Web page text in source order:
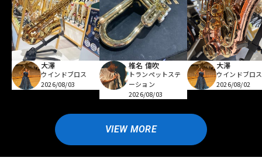
大澤
ウインドブロス
2026/08/03
椎名 偉吹
トランペットステ
ーション
2026/08/03
大澤
ウインドブロス
2026/08/02
VIEW MORE